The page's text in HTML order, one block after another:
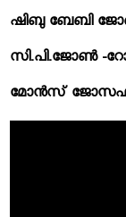
ഷിബു ബേബി
സി.പി.ജോണ്‍
മോന്‍സ് ജോസഫ്